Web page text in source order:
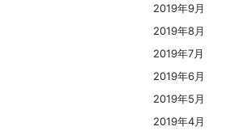
2019年9月
2019年8月
2019年7月
2019年6月
2019年5月
2019年4月